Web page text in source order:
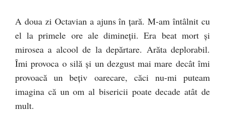
A doua zi Octavian a ajuns în ţară. M-am întâlnit cu
el la primele ore ale dimineţii. Era beat mort şi
mirosea a alcool de la depărtare. Arăta deplorabil.
Îmi provoca o silă şi un dezgust mai mare decât îmi
provoacă un beţiv oarecare, căci nu-mi puteam
imagina că un om al bisericii poate decade atât de
mult.